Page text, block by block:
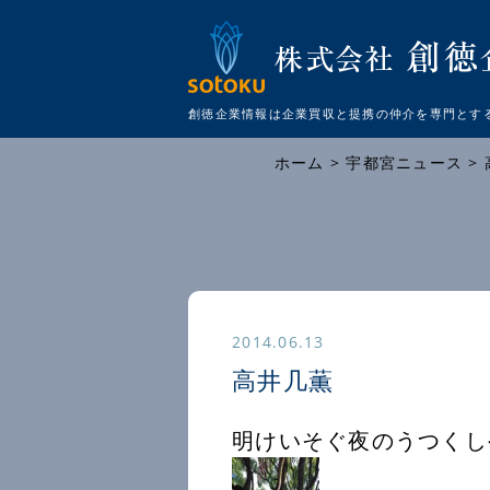
創徳企業情報は企業買収と提携の仲介を 専門とす
ホーム >宇都宮ニュース >
2014.06.13
高井几薫
明けいそぐ夜のうつく